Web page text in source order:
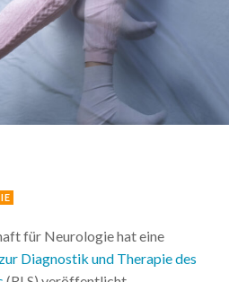
für Neurologie hat eine
Diagnostik und Therapie des